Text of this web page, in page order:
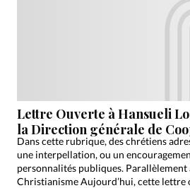
Lettre Ouverte à Hansueli
la Direction générale de
Dans cette rubrique, des chrétiens
une interpellation, ou un
personnalités publiques. Parallèlement
Christianisme Aujourd’hui, cette lettre